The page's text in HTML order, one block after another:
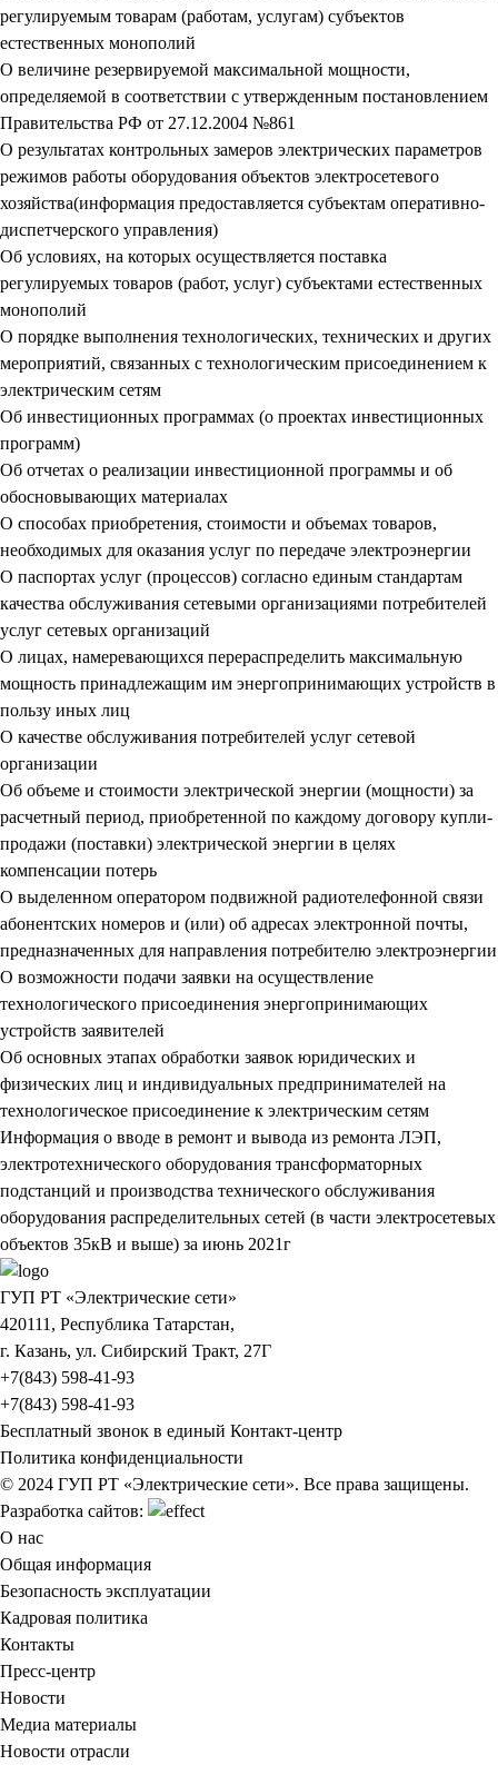
регулируемым товарам (работам, услугам) субъектов
естественных монополий
О величине резервируемой максимальной мощности,
определяемой в соответствии с утвержденным постановлением
Правительства РФ от 27.12.2004 №861
О результатах контрольных замеров электрических параметров
режимов работы оборудования объектов электросетевого
хозяйства(информация предоставляется субъектам оперативно-
диспетчерского управления)
Об условиях, на которых осуществляется поставка
регулируемых товаров (работ, услуг) субъектами естественных
монополий
О порядке выполнения технологических, технических и других
мероприятий, связанных с технологическим присоединением к
электрическим сетям
Об инвестиционных программах (о проектах инвестиционных
программ)
Об отчетах о реализации инвестиционной программы и об
обосновывающих материалах
О способах приобретения, стоимости и объемах товаров,
необходимых для оказания услуг по передаче электроэнергии
О паспортах услуг (процессов) согласно единым стандартам
качества обслуживания сетевыми организациями потребителей
услуг сетевых организаций
О лицах, намеревающихся перераспределить максимальную
мощность принадлежащим им энергопринимающих устройств в
пользу иных лиц
О качестве обслуживания потребителей услуг сетевой
организации
Об объеме и стоимости электрической энергии (мощности) за
расчетный период, приобретенной по каждому договору купли-
продажи (поставки) электрической энергии в целях
компенсации потерь
О выделенном оператором подвижной радиотелефонной связи
абонентских номеров и (или) об адресах электронной почты,
предназначенных для направления потребителю электроэнергии
О возможности подачи заявки на осуществление
технологического присоединения энергопринимающих
устройств заявителей
Об основных этапах обработки заявок юридических и
физических лиц и индивидуальных предпринимателей на
технологическое присоединение к электрическим сетям
Информация о вводе в ремонт и вывода из ремонта ЛЭП,
электротехнического оборудования трансформаторных
подстанций и производства технического обслуживания
оборудования распределительных сетей (в части электросетевых
объектов 35кВ и выше) за июнь 2021г
ГУП РТ «Электрические сети»
420111, Республика Татарстан,
г. Казань, ул. Сибирский Тракт, 27Г
+7(843) 598-41-93
+7(843) 598-41-93
Бесплатный звонок в единый Контакт-центр
Политика конфиденциальности
© 2024 ГУП РТ «Электрические сети». Все права защищены.
Разработка сайтов:
О нас
Общая информация
Безопасность эксплуатации
Кадровая политика
Контакты
Пресс-центр
Новости
Медиа материалы
Новости отрасли